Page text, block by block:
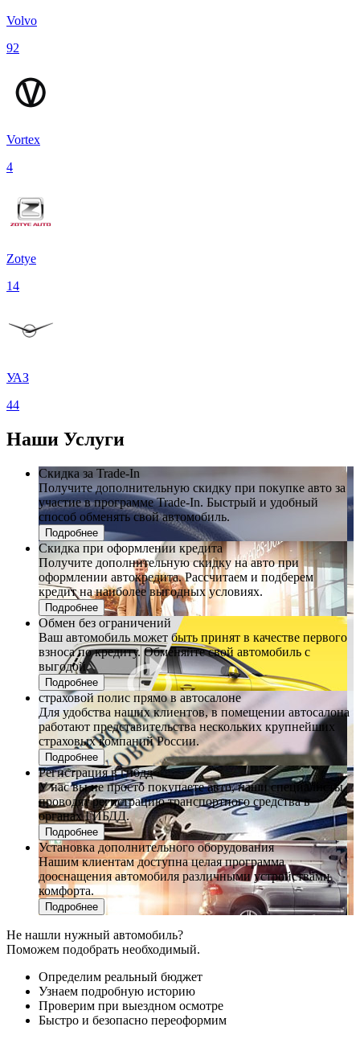
Volvo
92
Vortex
4
Zotye
14
УАЗ
44
Наши Услуги
Скидка за Trade-In
Получите дополнительную скидку при покупке авто за
участие в программе Trade-In. Быстрый и удобный
способ обменять свой автомобиль.
Подробнее
Скидка при оформлении кредита
Получите дополнительную скидку на авто при
оформлении автокредита. Рассчитаем и подберем
кредит на наиболее выгодных условиях.
Подробнее
Обмен без ограничений
Ваш автомобиль может быть принят в качестве первого
взноса по кредиту. Обменяйте свой автомобиль с
выгодой.
Подробнее
страховой полис прямо в автосалоне
Для удобства наших клиентов, в помещении автосалона
работают представительства нескольких крупнейших
страховых компаний России.
Подробнее
Регистрация в гибдд
У нас вы не просто покупаете авто, наши специалисты
проводят регистрацию транспортного средства в
органах ГИБДД.
Подробнее
Установка дополнительного оборудования
Нашим клиентам доступна целая программа
дооснащения автомобиля различными устройствами
комфорта.
Подробнее
Не нашли нужный автомобиль?
Поможем подобрать необходимый.
Определим реальный бюджет
Узнаем подробную историю
Проверим при выездном осмотре
Быстро и безопасно переоформим